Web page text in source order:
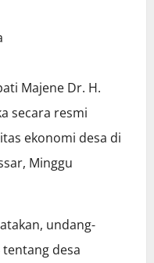
Majene Dr. H.
secara resmi
ekonomi desa di
Minggu
undang-
desa